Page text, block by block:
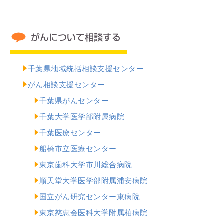
千葉県地域統括相談支援センター
がん相談支援センター
千葉県がんセンター
千葉大学医学部附属病院
千葉医療センター
船橋市立医療センター
東京歯科大学市川総合病院
順天堂大学医学部附属浦安病院
国立がん研究センター東病院
東京慈恵会医科大学附属柏病院